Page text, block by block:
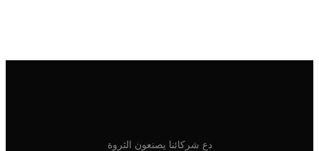
دع شركائنا يصنعون الثروة